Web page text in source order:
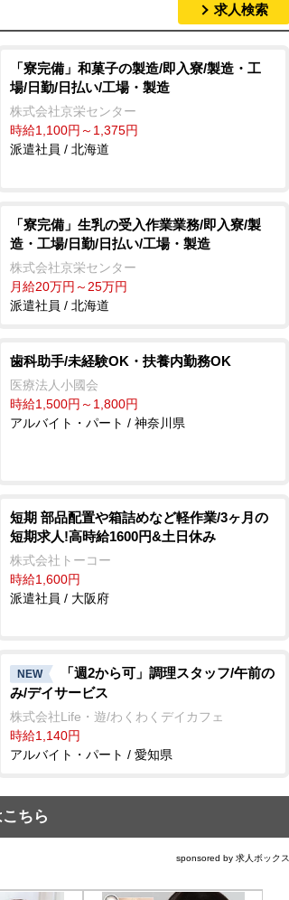
求人検索
「寮完備」和菓子の製造/即入寮/製造・工
場/日勤/日払い/工場・製造
株式会社京栄センター
時給1,100円～1,375円
派遣社員 / 北海道
「寮完備」生乳の受入作業業務/即入寮/製
造・工場/日勤/日払い/工場・製造
株式会社京栄センター
月給20万円～25万円
派遣社員 / 北海道
歯科助手/未経験OK・扶養内勤務OK
医療法人小國会
時給1,500円～1,800円
アルバイト・パート / 神奈川県
短期 部品配置や箱詰めなど軽作業/3ヶ月の
短期求人!高時給1600円&土日休み
株式会社トーコー
時給1,600円
派遣社員 / 大阪府
NEW
「週2から可」調理スタッフ/午前の
み/デイサービス
株式会社Life・遊/わくわくデイカフェ
時給1,140円
アルバイト・パート / 愛知県
ちら
sponsored by 求人ボックス